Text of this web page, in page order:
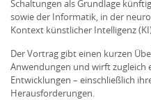
Schaltungen als Grundlage
sowie der Informatik, in der
Kontext künstlicher Intelligenz
Der Vortrag gibt einen kurzen
Anwendungen und wirft zugleich
Entwicklungen – einschließlich
Herausforderungen.